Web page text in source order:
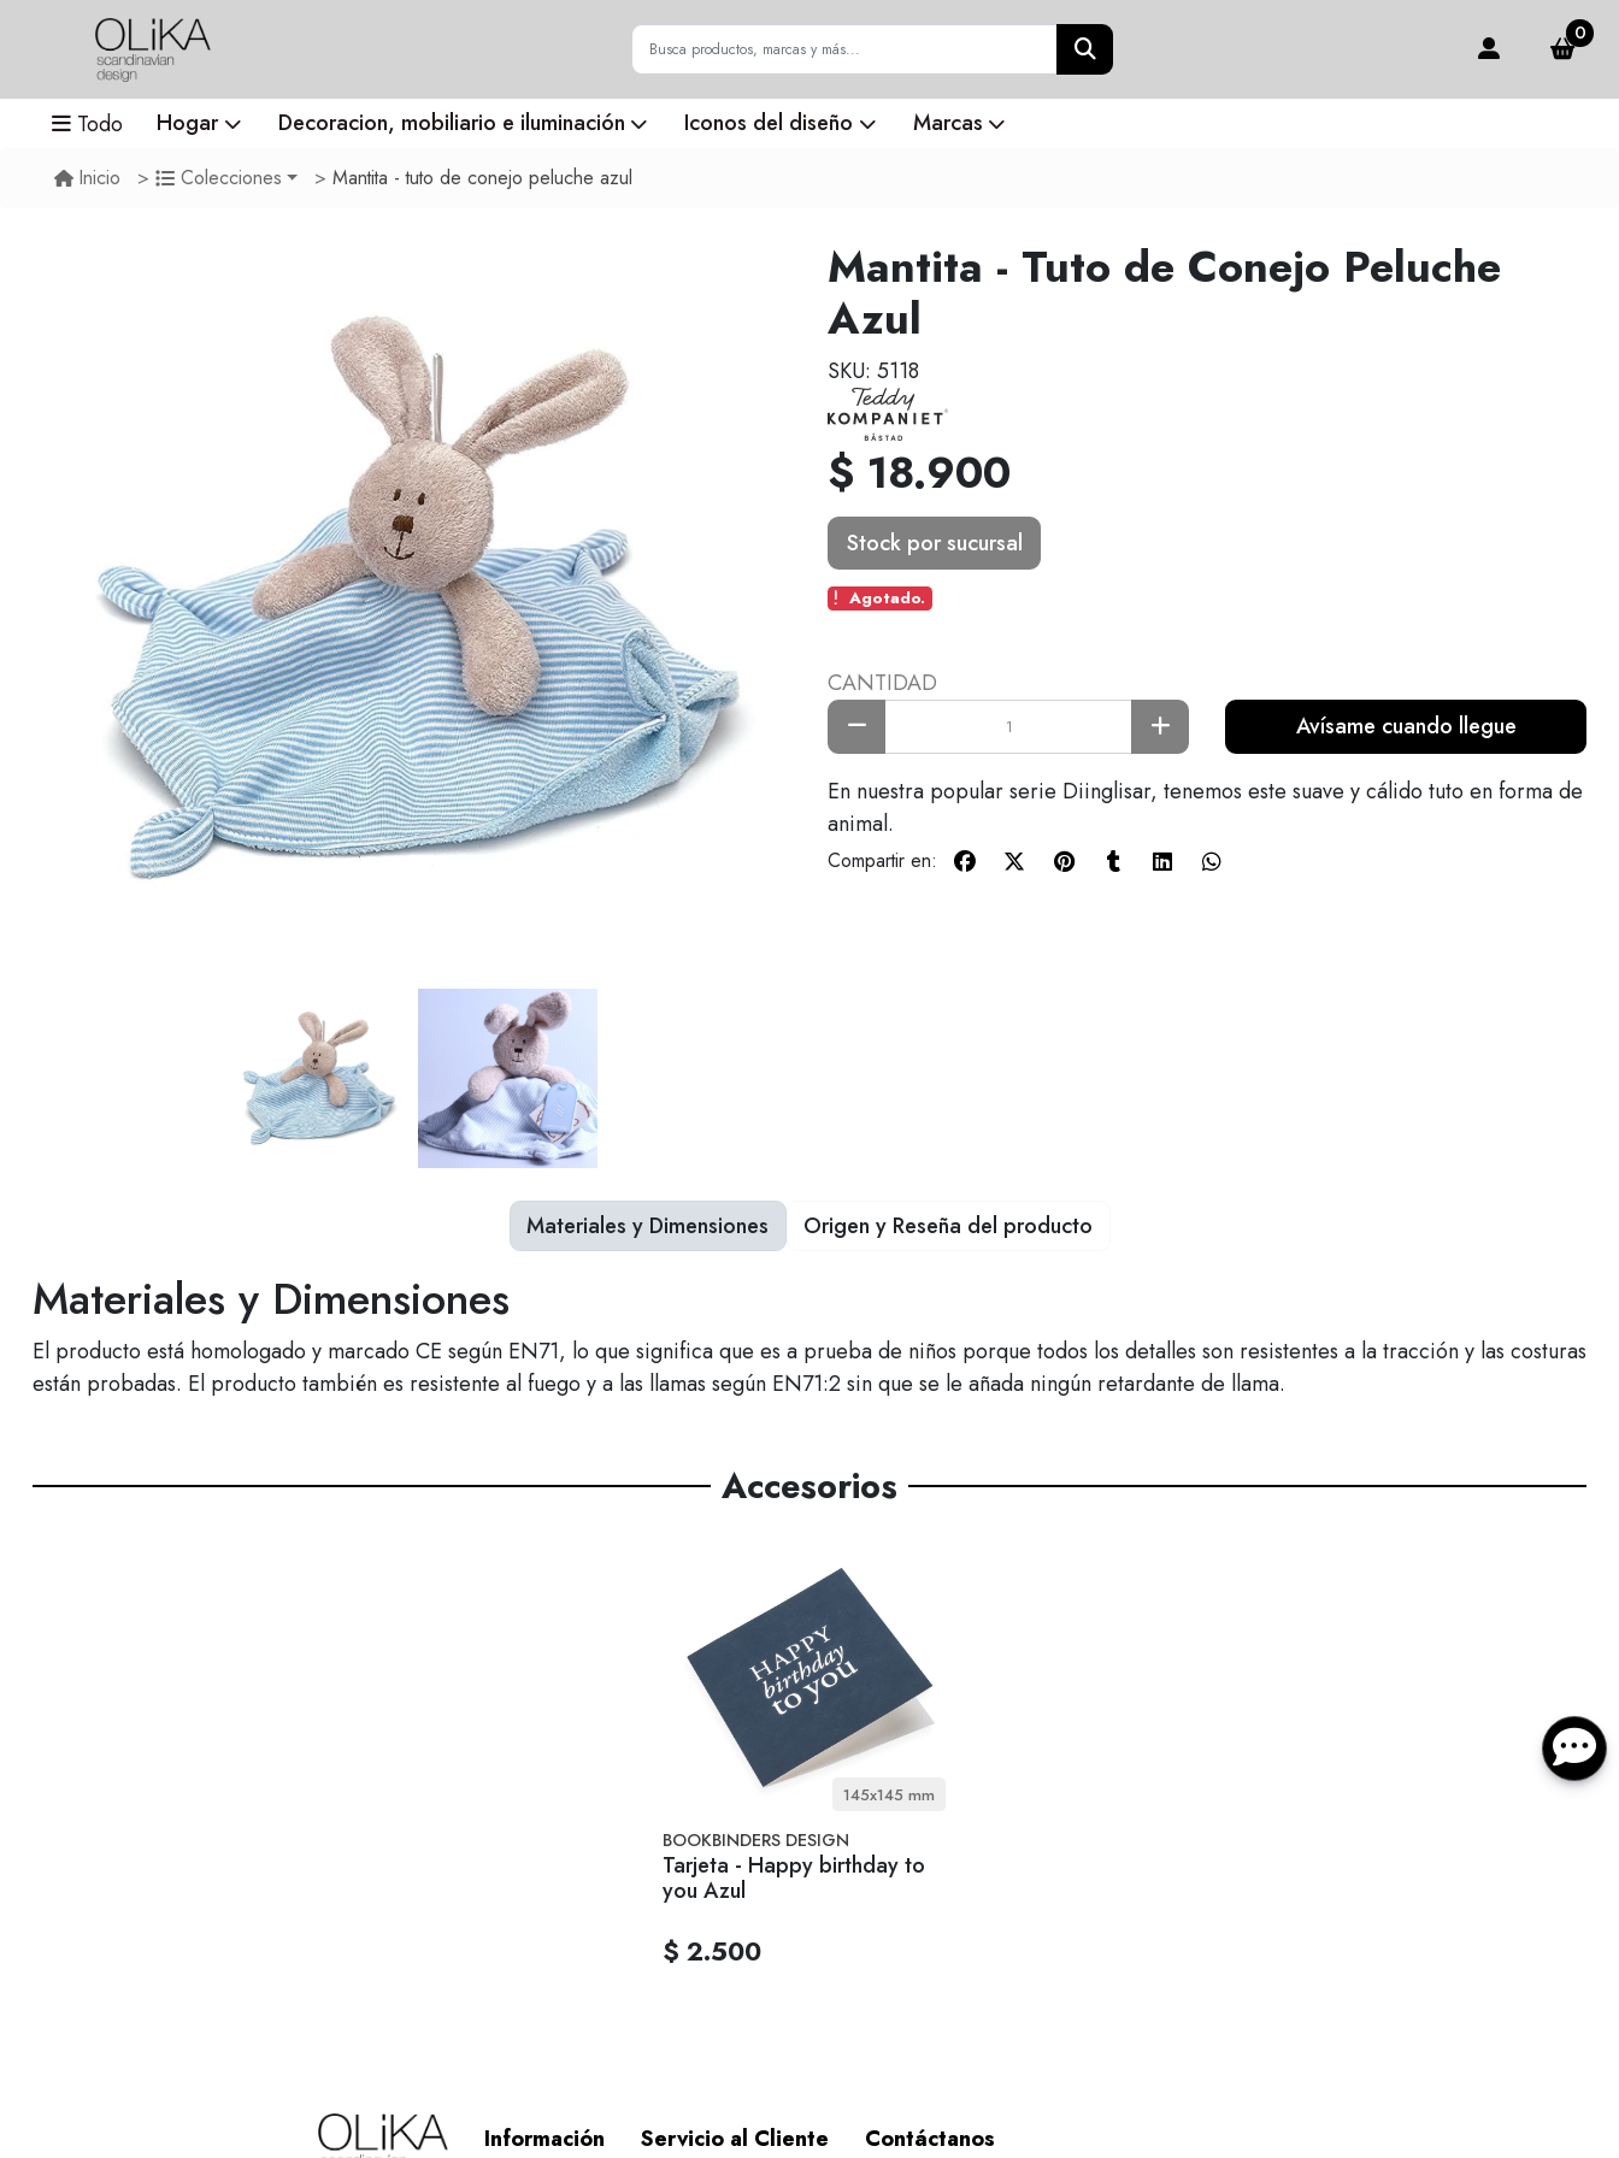
0
Todo Hogar Decoracion, mobiliario e iluminación Iconos del diseño Marcas
Inicio Colecciones Mantita - tuto de conejo peluche azul
Mantita - Tuto de Conejo Peluche
Azul
SKU: 5118
$ 18.900
Stock por sucursal
Agotado.
CANTIDAD
Avísame cuando llegue
En nuestra popular serie Diinglisar, tenemos este suave y cálido tuto en forma de
animal.
Compartir en:
Materiales y Dimensiones
El producto está homologado y marcado CE según EN71, lo que significa que es a prueba de niños porque todos los detalles son resistentes a la tracción y las costuras
están probadas. El producto también es resistente al fuego y a las llamas según EN71:2 sin que se le añada ningún retardante de llama.
Materiales y Dimensiones Origen y Reseña del producto
Accesorios
145x145 mm
BOOKBINDERS DESIGN
Tarjeta - Happy birthday to
you Azul
$ 2.500
Información Servicio al Cliente Contáctanos